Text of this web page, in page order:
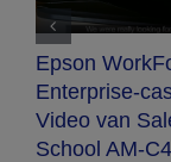
Hoe
3M-
Utrecht
projectie